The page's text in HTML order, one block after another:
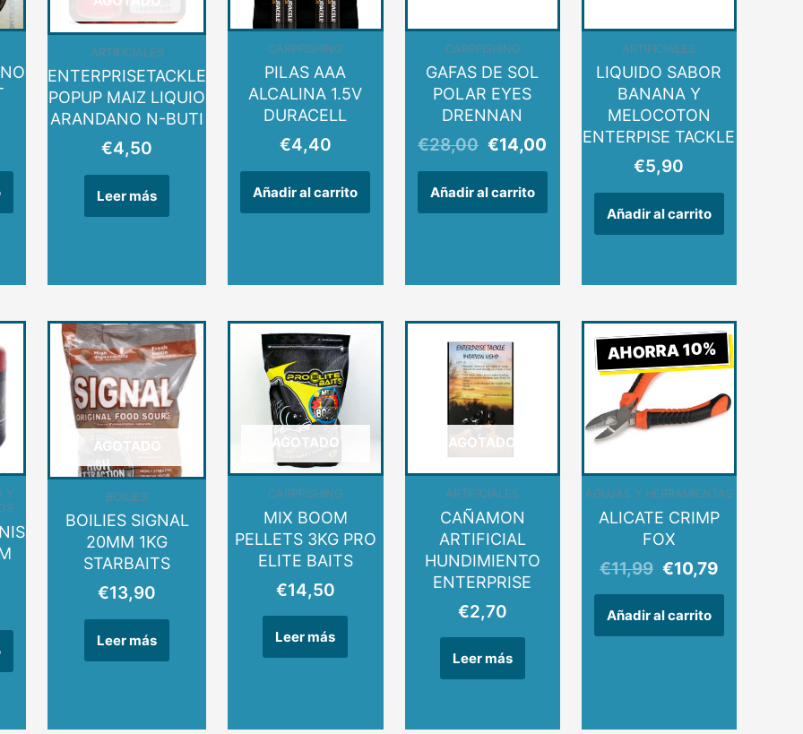
ARTIFICIALES
ENTERPRISETACKLE
POPUP MAIZ LIQUIO
ARANDANO N-BUTI
€4,50
Leer más
CARPFISHING
PILAS AAA
ALCALINA 1.5V
DURACELL
€4,40
Añadir al carrito
CARPFISHING
GAFAS DE SOL
POLAR EYES
DRENNAN
€28,00 €14,00
Añadir al carrito
ARTIFICIALES
LIQUIDO SABOR
BANANA Y
MELOCOTON
ENTERPISE TACKLE
€5,90
Añadir al carrito
Y
AGOTADO
BOILIES
BOILIES SIGNAL
20MM 1KG
STARBAITS
€13,90
Leer más
AGOTADO
CARPFISHING
MIX BOOM
PELLETS 3KG PRO
ELITE BAITS
€14,50
Leer más
AGOTADO
ARTIFICIALES
CAÑAMON
ARTIFICIAL
HUNDIMIENTO
ENTERPRISE
€2,70
Leer más
AHORRA 10%
AGUJAS Y HERRAMIENTAS
ALICATE CRIMP
FOX
€11,99
El
precio
original
€11,99.
€10,79
El
precio
actual
es:
€10,79.
Añadir al carrito